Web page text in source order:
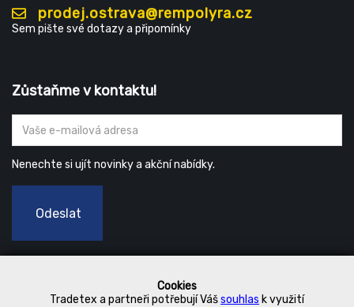
Cookies
Tradetex a partneři potřebují Vášsouhlas k využití
prodej.ostrava@rempolyra.cz
Sem pište své dotazy a připomínky
Zůstaňme v kontaktu!
Nenechte si ujít novinky a akční nabídky.
Odeslat